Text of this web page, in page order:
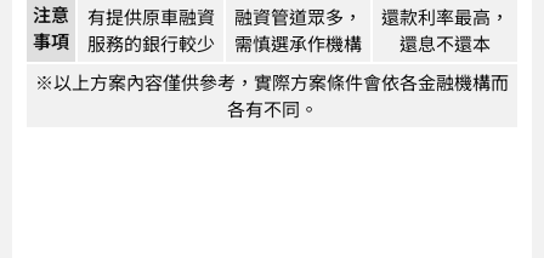
注意
事項
有提供原車融資
服務的銀行較少
融資管道眾多，
需慎選承作機構
還款利率最高，
還息不還本
※以上方案內容僅供參考，實際方案條件會依各金融機構而
各有不同。